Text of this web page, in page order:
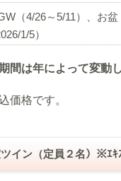
（4/26～5/11）、お
1/5）
間は年によって変動
価格です。
ツイン（定員２名）※ｴｷ